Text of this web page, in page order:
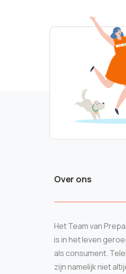
Over ons
Het Team van
is in het leven
als consument.
zijn namelijk niet